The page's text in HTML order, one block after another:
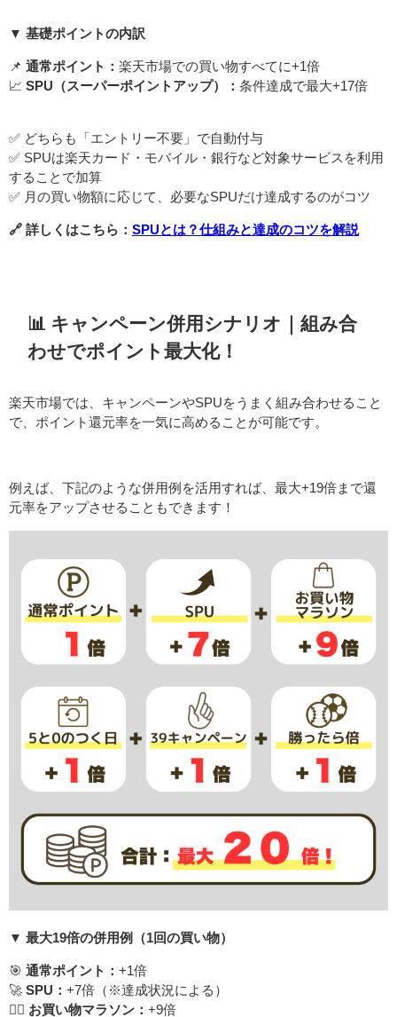
▼ 基礎ポイントの内訳
📌 通常ポイント： 楽天市場での買い物すべてに+1倍
📈 SPU（スーパーポイントアップ）： 条件達成で最大+17倍
✅ どちらも「エントリー不要」で自動付与
✅ SPUは楽天カード・モバイル・銀行など対象サービスを利用
することで加算
✅ 月の買い物額に応じて、必要なSPUだけ達成するのがコツ
🔗 詳しくはこちら： SPUとは？仕組みと達成のコツを解説
📊 キャンペーン併用シナリオ｜組み合
わせでポイント最大化！
楽天市場では、キャンペーンやSPUをうまく組み合わせること
で、ポイント還元率を一気に高めることが可能です。
例えば、下記のような併用例を活用すれば、最大+19倍まで還
元率をアップさせることもできます！
▼ 最大19倍の併用例（1回の買い物）
🎯 通常ポイント： +1倍
🚀 SPU： +7倍（※達成状況による）
🏃‍♀️ お買い物マラソン： +9倍